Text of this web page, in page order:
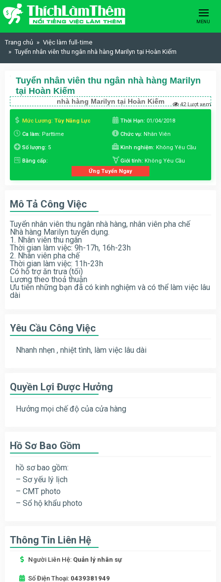
Skip to content
MENU
Trang chủ
Việc làm full-time
Tuyển nhân viên thu ngân nhà hàng Marilyn tại Hoàn Kiếm
Tuyển nhân viên thu ngân nhà hàng Marilyn
tại Hoàn Kiếm
nhà hàng Marilyn tại Hoàn Kiếm 42 Lượt xem
Mức Lương: Tùy Năng Lực Thời Hạn: 01/04/2018
Ca làm: Parttime Chức vụ: Nhân Viên
Số lượng: 5 Kinh nghiệm: Không Yêu Cầu
Bằng cấp: Giới tính: Không Yêu Cầu
Ứng Tuyển Ngay
Mô Tả Công Việc
Tuyển nhân viên thu ngân nhà hàng, nhân viên pha chế
Nhà hàng Marilyn tuyển dụng.
1. Nhân viên thu ngân
Thời gian làm việc: 9h-17h, 16h-23h
2. Nhân viên pha chế
Thời gian làm việc: 11h-23h
Có hỗ trợ ăn trưa (tối)
Lương theo thoả thuận
Ưu tiên những bạn đã có kinh nghiệm và có thể làm việc lâu
dài
Yêu Cầu Công Việc
Nhanh nhẹn , nhiệt tình, làm việc lâu dài
Quyền Lợi Được Hưởng
Hưởng mọi chế độ của cửa hàng
Hồ Sơ Bao Gồm
hồ sơ bao gồm:
– Sơ yếu lý lịch
– CMT photo
– Sổ hộ khẩu photo
Thông Tin Liên Hệ
Người Liên Hệ: Quản lý nhân sự
Số Điện Thoại: 0439381949